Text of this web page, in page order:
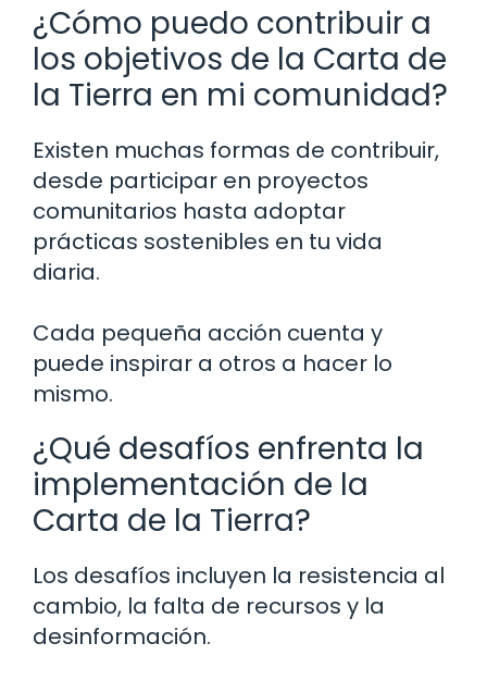
¿Cómo puedo contribuir a
los objetivos de la Carta de
la Tierra en mi comunidad?
Existen muchas formas de contribuir,
desde participar en proyectos
comunitarios hasta adoptar
prácticas sostenibles en tu vida
diaria.
Cada pequeña acción cuenta y
puede inspirar a otros a hacer lo
mismo.
¿Qué desafíos enfrenta la
implementación de la
Carta de la Tierra?
Los desafíos incluyen la resistencia al
cambio, la falta de recursos y la
desinformación.